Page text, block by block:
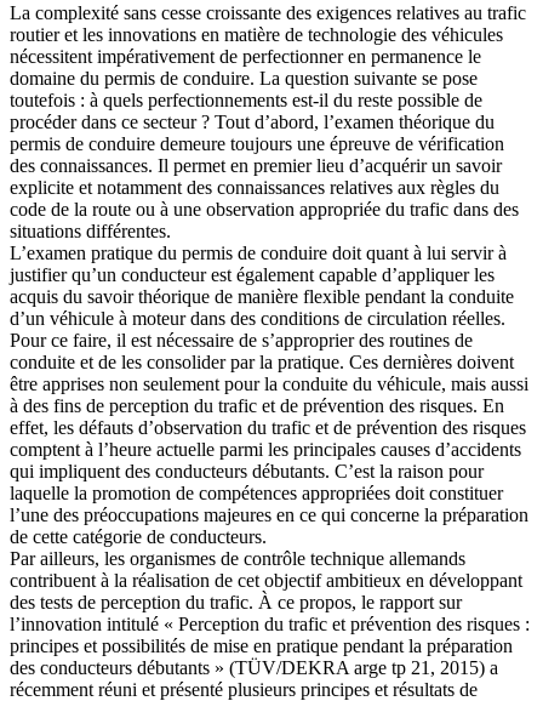
La complexité sans cesse croissante des exigences relatives au trafic
routier et les innovations en matière de technologie des véhicules
nécessitent impérativement de perfectionner en permanence le
domaine du permis de conduire. La question suivante se pose
toutefois : à quels perfectionnements est-il du reste possible de
procéder dans ce secteur ? Tout d’abord, l’examen théorique du
permis de conduire demeure toujours une épreuve de vérification
des connaissances. Il permet en premier lieu d’acquérir un savoir
explicite et notamment des connaissances relatives aux règles du
code de la route ou à une observation appropriée du trafic dans des
situations différentes.
L’examen pratique du permis de conduire doit quant à lui servir à
justifier qu’un conducteur est également capable d’appliquer les
acquis du savoir théorique de manière flexible pendant la conduite
d’un véhicule à moteur dans des conditions de circulation réelles.
Pour ce faire, il est nécessaire de s’approprier des routines de
conduite et de les consolider par la pratique. Ces dernières doivent
être apprises non seulement pour la conduite du véhicule, mais aussi
à des fins de perception du trafic et de prévention des risques. En
effet, les défauts d’observation du trafic et de prévention des risques
comptent à l’heure actuelle parmi les principales causes d’accidents
qui impliquent des conducteurs débutants. C’est la raison pour
laquelle la promotion de compétences appropriées doit constituer
l’une des préoccupations majeures en ce qui concerne la préparation
de cette catégorie de conducteurs.
Par ailleurs, les organismes de contrôle technique allemands
contribuent à la réalisation de cet objectif ambitieux en développant
des tests de perception du trafic. À ce propos, le rapport sur
l’innovation intitulé « Perception du trafic et prévention des risques :
principes et possibilités de mise en pratique pendant la préparation
des conducteurs débutants » (TÜV/DEKRA arge tp 21, 2015) a
récemment réuni et présenté plusieurs principes et résultats de